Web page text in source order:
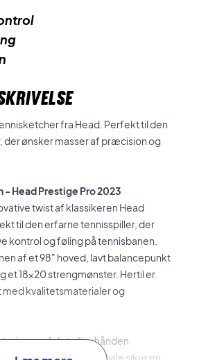
fra Head. Perfekt til den
der ønsker masser af præcision og
Head Prestige Pro 2023
twist af klassikeren Head
til den erfarne tennisspiller, der
kontrol og føling på tennisbanen.
af et 98" hoved, lavt balancepunkt
et 18x20 strengmønster. Hertil er
kvalitetsmaterialer og
af det efterhånden
materiale. Dette materiale sikre en